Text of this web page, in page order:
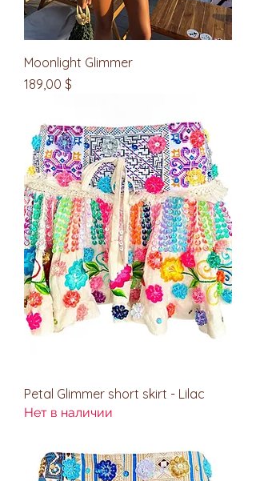
Moonlight Glimmer
Цена
189,00 $
Petal Glimmer short skirt - Lilac
Нет в наличии